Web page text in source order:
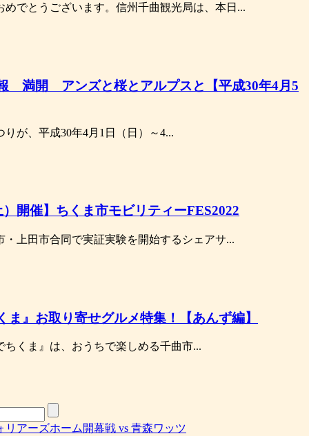
めでとうございます。信州千曲観光局は、本日...
満開 アンズと桜とアルプスと【平成30年4月5
りが、平成30年4月1日（日）～4...
開催】ちくま市モビリティーFES2022
・上田市合同で実証実験を開始するシェアサ...
ま』お取り寄せグルメ特集！【あんず編】
ちくま』は、おうちで楽しめる千曲市...
リアーズホーム開幕戦 vs 青森ワッツ